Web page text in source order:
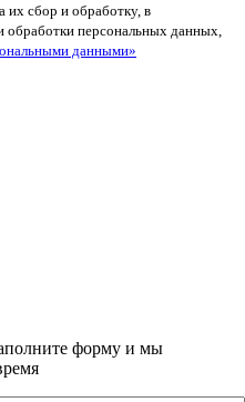
их сбор и обработку, в
обработки персональных данных,
данными»
форму и мы